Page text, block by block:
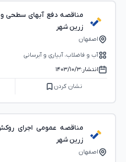
مناقصه دفع آبهای سطحی و
زرین شهر
اصفهان
آب و فاضلاب، آبیاری و آبرسانی
انتشار:۱۴۰۳/۱۰/۳
نشان کردن
مناقصه عمومی اجرای
زرین شهر
اصفهان